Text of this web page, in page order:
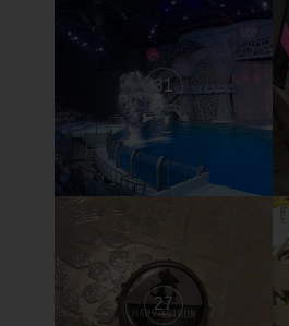
31
27